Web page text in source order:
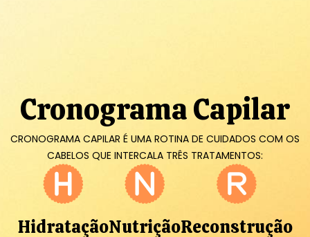
Cronograma Capilar
CRONOGRAMA CAPILAR É UMA ROTINA DE CUIDADOS COM OS
CABELOS QUE INTERCALA TRÊS TRATAMENTOS:
HidrataçãoNutriçãoReconstrução